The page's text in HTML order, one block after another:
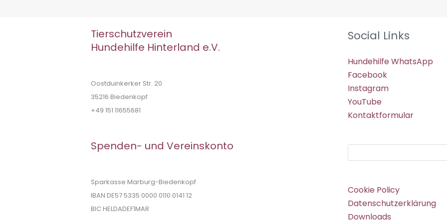
Tierschutzverein
Hundehilfe Hinterland e.V.
Oostduinkerker Str. 20
35216 Biedenkopf
+49 151 11655681
Spenden- und Vereinskonto
Sparkasse Marburg-Biedenkopf
IBAN DE57 5335 0000 0110 0141 12
BIC HELDADEF1MAR
Social Links
Hundehilfe WhatsApp
Facebook
Instagram
YouTube
Kontaktformular
Cookie Policy
Datenschutzerklärung
Downloads